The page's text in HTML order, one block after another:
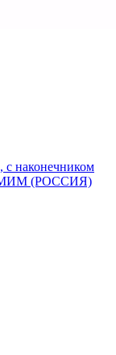
наконечником
МИМ (РОССИЯ)